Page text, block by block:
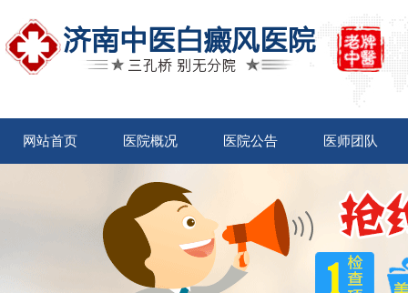
网站首页 医院概况 医院公告 医师团队